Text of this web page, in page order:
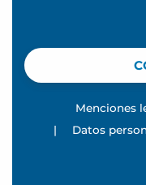
Menciones
|
Datos